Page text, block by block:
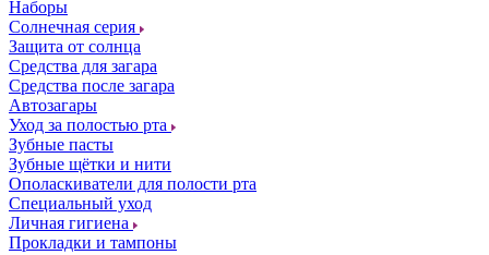
Наборы
Солнечная серия
Защита от солнца
Средства для загара
Средства после загара
Автозагары
Уход за полостью рта
Зубные пасты
Зубные щётки и нити
Ополаскиватели для полости рта
Специальный уход
Личная гигиена
Прокладки и тампоны